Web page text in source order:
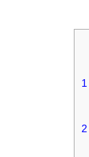
1
2